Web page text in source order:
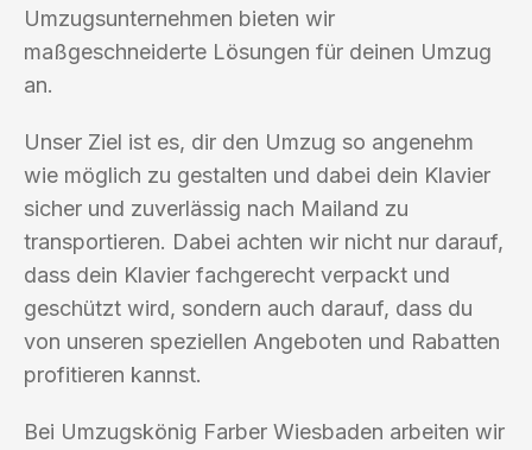
Umzugsunternehmen bieten wir
maßgeschneiderte Lösungen für deinen Umzug
an.
Unser Ziel ist es, dir den Umzug so angenehm
wie möglich zu gestalten und dabei dein Klavier
sicher und zuverlässig nach Mailand zu
transportieren. Dabei achten wir nicht nur darauf,
dass dein Klavier fachgerecht verpackt und
geschützt wird, sondern auch darauf, dass du
von unseren speziellen Angeboten und Rabatten
profitieren kannst.
Bei Umzugskönig Farber Wiesbaden arbeiten wir